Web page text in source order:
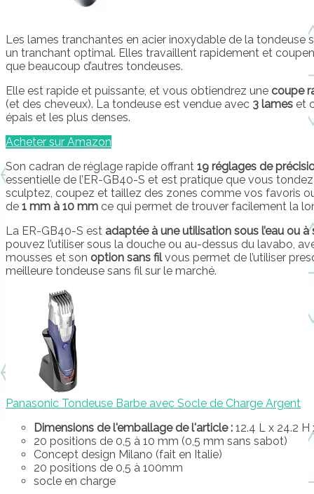
Les lames tranchantes en acier inoxydable de la tondeuse
un tranchant optimal. Elles travaillent rapidement et
que beaucoup d’autres tondeuses.
Elle est rapide et puissante, et vous obtiendrez une coupe
(et des cheveux). La tondeuse est vendue avec 3 lames et
épais et les plus denses.
Acheter sur Amazon
Son cadran de réglage rapide offrant 19 réglages de
essentielle de l’ER-GB40-S et est pratique que vous
sculptez, coupez et taillez des zones comme vos favoris
de 1 mm à 10 mm ce qui permet de trouver facilement la
La ER-GB40-S est adaptée à une utilisation sous l’eau ou à
pouvez l’utiliser sous la douche ou au-dessus du lavabo,
mousses et son option sans filvous permet de l’utiliser
meilleure tondeuse sans fil sur le marché.
Panasonic Tondeuse Barbe avec Socle de Charge Argent
Dimensions de l'emballage de l'article : 12.4 L x 24.2
20 positions de 0,5 à 10 mm (0,5 mm sans sabot)
Concept design Milano (fait en Italie)
20 positions de 0,5 à 100mm
socle en charge